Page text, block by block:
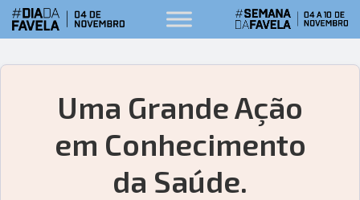
Uma Grande Ação
em Conhecimento
da Saúde.